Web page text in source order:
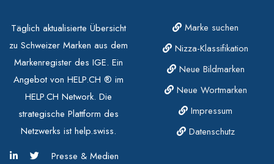
Täglich aktualisierte Übersicht
zu Schweizer Marken aus dem
Markenregister des IGE. Ein
Angebot von HELP.CH ® im
HELP.CH Network. Die
strategische Plattform des
Netzwerks ist help.swiss.
Presse & Medien
Marke suchen
Nizza-Klassifikation
Neue Bildmarken
Neue Wortmarken
Impressum
Datenschutz